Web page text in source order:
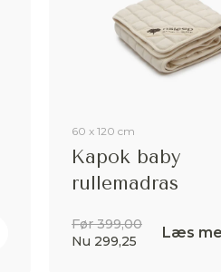
60 x 120 cm
Kapok baby
rullemadras
Før 399,00
Nu 299,25
Læs